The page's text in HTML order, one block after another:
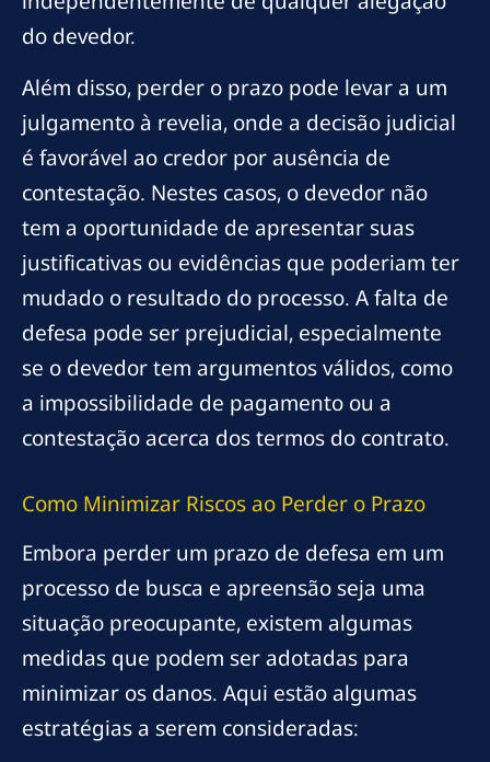
do devedor.
Além disso, perder o prazo pode levar a um
julgamento à revelia, onde a decisão judicial
é favorável ao credor por ausência de
contestação. Nestes casos, o devedor não
tem a oportunidade de apresentar suas
justificativas ou evidências que poderiam ter
mudado o resultado do processo. A falta de
defesa pode ser prejudicial, especialmente
se o devedor tem argumentos válidos, como
a impossibilidade de pagamento ou a
contestação acerca dos termos do contrato.
Como Minimizar Riscos ao Perder o Prazo
Embora perder um prazo de defesa em um
processo de busca e apreensão seja uma
situação preocupante, existem algumas
medidas que podem ser adotadas para
minimizar os danos. Aqui estão algumas
estratégias a serem consideradas: